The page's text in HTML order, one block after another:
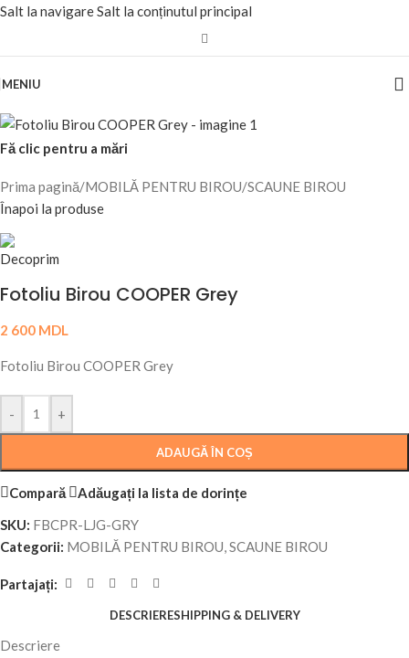
Salt la navigareSalt la conținutul principal
MENIU
Fă clic pentru a mări
Prima pagină/MOBILĂ PENTRU BIROU/SCAUNE BIROU
Înapoi la produse
Fotoliu Birou COOPER Grey
2 600 MDL
Fotoliu Birou COOPER Grey
- +
ADAUGĂ ÎN COȘ
Compară
Adăugați la lista de dorințe
SKU: FBCPR-LJG-GRY
Categorii: MOBILĂ PENTRU BIROU,SCAUNE BIROU
Partajați:
DESCRIERESHIPPING & DELIVERY
Descriere